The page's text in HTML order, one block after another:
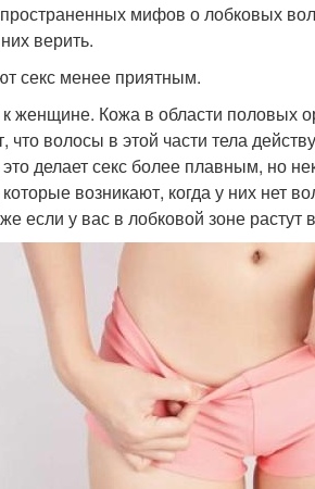
мифов о лобковых
верить.
секс менее приятным.
женщине. Кожа в области половых
волосы в этой части тела
делает секс более плавным, но
возникают, когда у них нет
если у вас в лобковой зоне растут